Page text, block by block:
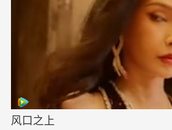
风口之上